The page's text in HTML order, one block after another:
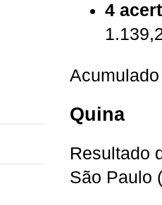
4
Quina
Resultado
São Paulo